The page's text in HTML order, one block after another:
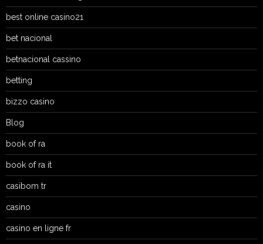
best online casino21
bet nacional
betnacional cassino
betting
bizzo casino
Blog
book of ra
book of ra it
casibom tr
casino
casino en ligne fr